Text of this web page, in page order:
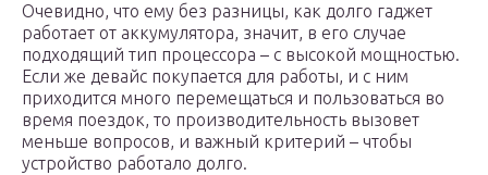
Очевидно, что ему без разницы, как долго гаджет
работает от аккумулятора, значит, в его случае
подходящий тип процессора – с высокой мощностью.
Если же девайс покупается для работы, и с ним
приходится много перемещаться и пользоваться во
время поездок, то производительность вызовет
меньше вопросов, и важный критерий – чтобы
устройство работало долго.